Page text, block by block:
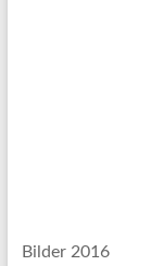
Bilder 2016